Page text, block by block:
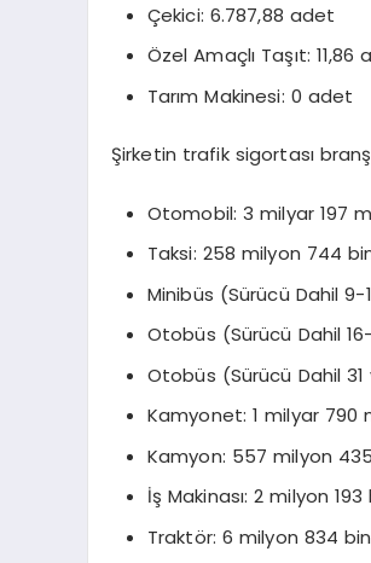
Çekici: 6.787,88 adet
Özel Amaçlı Taşıt: 11,86
Tarım Makinesi: 0 adet
Şirketin trafik sigortası
Otomobil: 3 milyar 197
Taksi: 258 milyon 744
Minibüs (Sürücü Dahil
Otobüs (Sürücü Dahil
Otobüs (Sürücü Dahil
Kamyonet: 1 milyar 790
Kamyon: 557 milyon
İş Makinası: 2 milyon
Traktör: 6 milyon 834